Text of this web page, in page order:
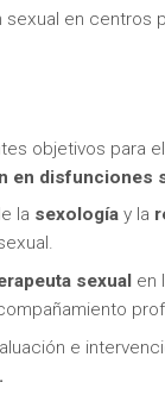
en centros
objetivos para el
en disfunciones
la sexologíay la
sexual en
e